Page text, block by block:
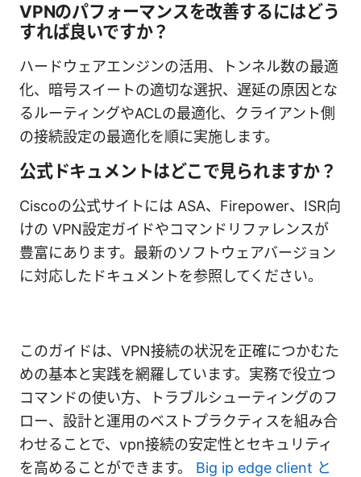
VPNのパフォーマンスを改善するにはどう
すれば良いですか？
ハードウェアエンジンの活用、トンネル数の最適
化、暗号スイートの適切な選択、遅延の原因とな
るルーティングやACLの最適化、クライアント側
の接続設定の最適化を順に実施します。
公式ドキュメントはどこで見られますか？
Ciscoの公式サイトには ASA、Firepower、ISR向
けの VPN設定ガイドやコマンドリファレンスが
豊富にあります。最新のソフトウェアバージョン
に対応したドキュメントを参照してください。
このガイドは、VPN接続の状況を正確につかむた
めの基本と実践を網羅しています。実務で役立つ
コマンドの使い方、トラブルシューティングのフ
ロー、設計と運用のベストプラクティスを組み合
わせることで、vpn接続の安定性とセキュリティ
を高めることができます。 Big ip edge client と